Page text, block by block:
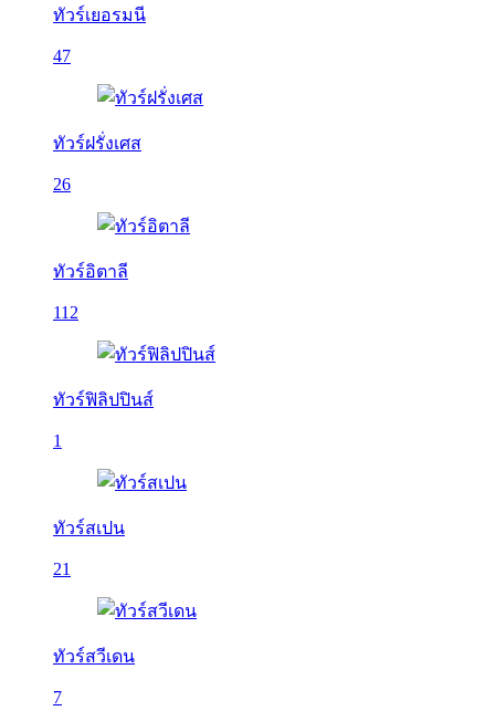
ทัวร์เยอรมนี
47
ทัวร์ฝรั่งเศส
26
ทัวร์อิตาลี
112
ทัวร์ฟิลิปปินส์
1
ทัวร์สเปน
21
ทัวร์สวีเดน
7